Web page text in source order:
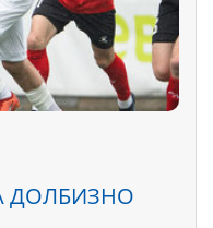
ДОЛБИЗНО